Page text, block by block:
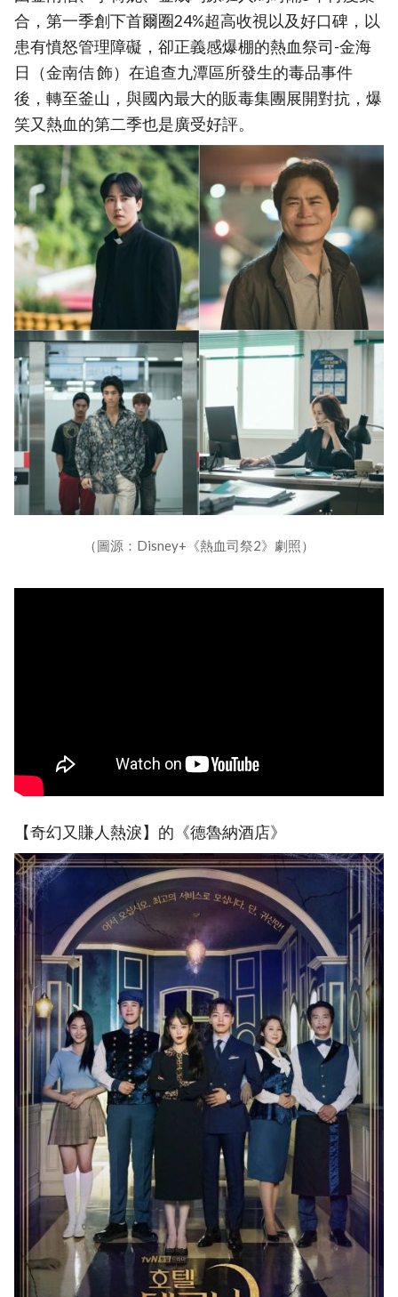
合，第一季創下首爾圈24%超高收視以及好口碑，以
患有憤怒管理障礙，卻正義感爆棚的熱血祭司-金海
日（金南佶 飾）在追查九潭區所發生的毒品事件
後，轉至釜山，與國內最大的販毒集團展開對抗，爆
笑又熱血的第二季也是廣受好評。
（圖源：Disney+《熱血司祭2》劇照）
【奇幻又賺人熱淚】的《德魯納酒店》